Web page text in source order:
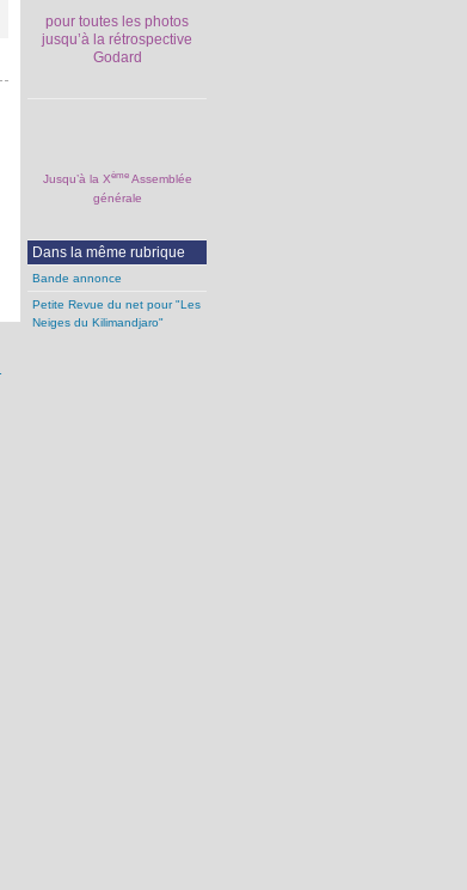
pour toutes les photos
jusqu’à la rétrospective
Godard
Jusqu’à la XèmeAssemblée
générale
Dans la même rubrique
Bande annonce
Petite Revue du net pour "Les
Neiges du Kilimandjaro"